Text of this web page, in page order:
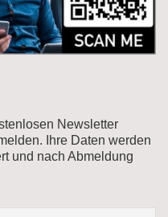
Newsletter
Ihre Daten werden
und nach Abmeldung